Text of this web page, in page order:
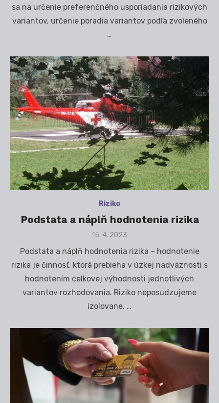
sa na určenie preferenčného usporiadania rizikových
variantov, určenie poradia variantov podľa zvoleného
…
Riziko
Podstata a náplň hodnotenia rizika
Posted
15. 4. 2023
Podstata a náplň hodnotenia rizika – hodnotenie
rizika je činnosť, ktorá prebieha v úzkej nadväznosti s
hodnotením celkovej výhodnosti jednotlivých
variantov rozhodovania. Riziko neposudzujeme
izolovane, …